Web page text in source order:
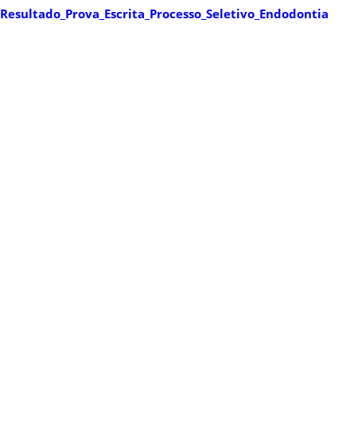
Resultado_Prova_Escrita_Processo_Seletivo_Endodontia